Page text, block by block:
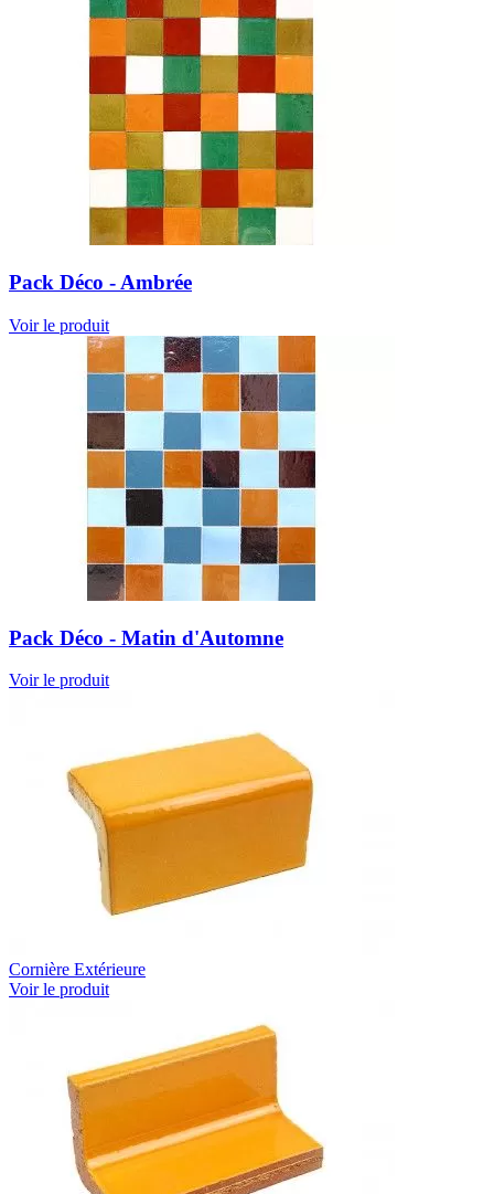
Pack Déco - Ambrée
Voir le produit
Pack Déco - Matin d'Automne
Voir le produit
Cornière Extérieure
Voir le produit